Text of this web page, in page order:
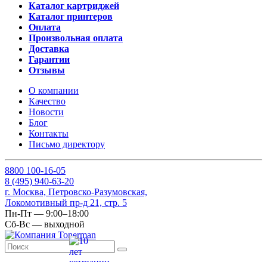
Каталог картриджей
Каталог принтеров
Оплата
Произвольная оплата
Доставка
Гарантии
Отзывы
О компании
Качество
Новости
Блог
Контакты
Письмо директору
8800 100-16-05
8 (495) 940-63-20
г. Москва, Петровско-Разумовская,
Локомотивный пр-д 21, стр. 5
Пн-Пт — 9:00–18:00
Сб-Вс — выходной